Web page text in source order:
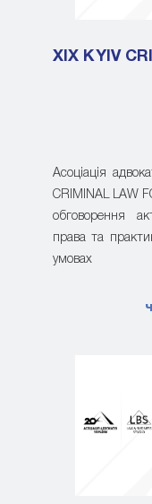
XIX KYIV
Асоціація
CRIMINAL LAW
обговорення
права та
умовах